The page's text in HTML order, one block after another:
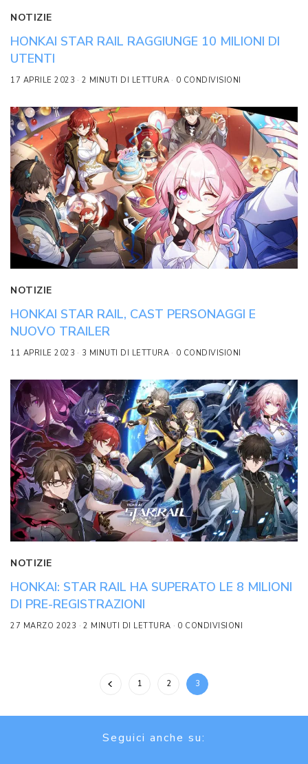
NOTIZIE
HONKAI STAR RAIL RAGGIUNGE 10 MILIONI DI
UTENTI
17 APRILE 2023 2 MINUTI DI LETTURA 0 CONDIVISIONI
NOTIZIE
HONKAI STAR RAIL, CAST PERSONAGGI E
NUOVO TRAILER
11 APRILE 2023 3 MINUTI DI LETTURA 0 CONDIVISIONI
NOTIZIE
HONKAI: STAR RAIL HA SUPERATO LE 8 MILIONI
DI PRE-REGISTRAZIONI
27 MARZO 2023 2 MINUTI DI LETTURA 0 CONDIVISIONI
1 2 3
Seguici anche su: